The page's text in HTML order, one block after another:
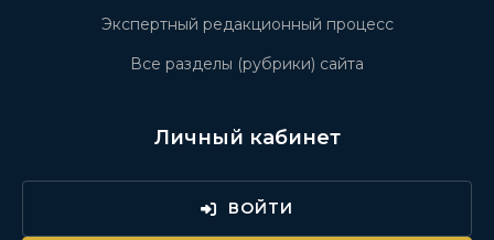
Экспертный редакционный процесс
Все разделы (рубрики) сайта
Личный кабинет
ВОЙТИ